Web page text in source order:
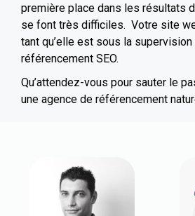
première place dans les résultats
se font très difficiles. Votre site
tant qu’elle est sous la supervision
référencement SEO.
Qu’attendez-vous pour sauter le
une agence de référencement